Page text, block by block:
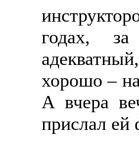
годах,
хорошо –
А вчера
прислал ей